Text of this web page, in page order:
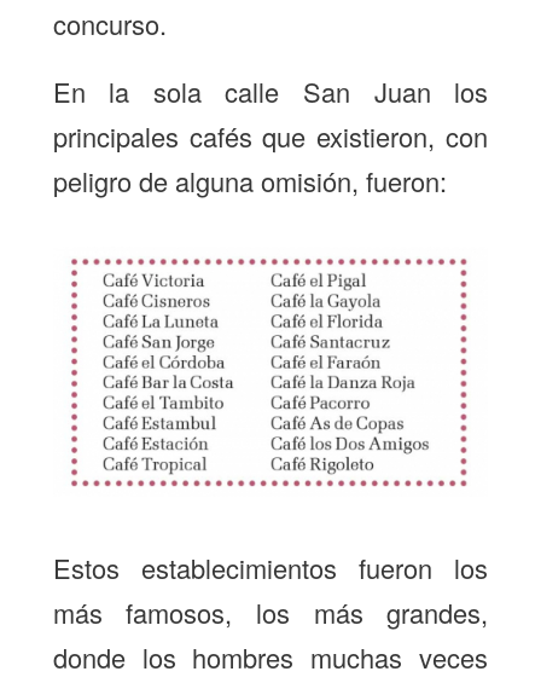
concurso.
En la sola calle San Juan los
principales cafés que existieron, con
peligro de alguna omisión, fueron:
Estos establecimientos fueron los
más famosos, los más grandes,
donde los hombres muchas veces